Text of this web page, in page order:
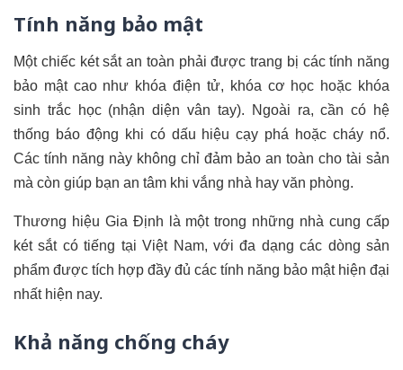
Tính năng bảo mật
Một chiếc két sắt an toàn phải được trang bị các tính năng
bảo mật cao như khóa điện tử, khóa cơ học hoặc khóa
sinh trắc học (nhận diện vân tay). Ngoài ra, cần có hệ
thống báo động khi có dấu hiệu cạy phá hoặc cháy nổ.
Các tính năng này không chỉ đảm bảo an toàn cho tài sản
mà còn giúp bạn an tâm khi vắng nhà hay văn phòng.
Thương hiệu Gia Định là một trong những nhà cung cấp
két sắt có tiếng tại Việt Nam, với đa dạng các dòng sản
phẩm được tích hợp đầy đủ các tính năng bảo mật hiện đại
nhất hiện nay.
Khả năng chống cháy